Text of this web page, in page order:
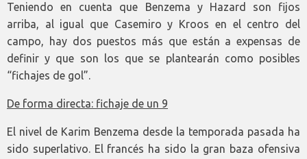
Teniendo en cuenta que Benzema y Hazard son fijos
arriba, al igual que Casemiro y Kroos en el centro del
campo, hay dos puestos más que están a expensas de
definir y que son los que se plantearán como posibles
“fichajes de gol”.
De forma directa: fichaje de un 9
El nivel de Karim Benzema desde la temporada pasada ha
sido superlativo. El francés ha sido la gran baza ofensiva